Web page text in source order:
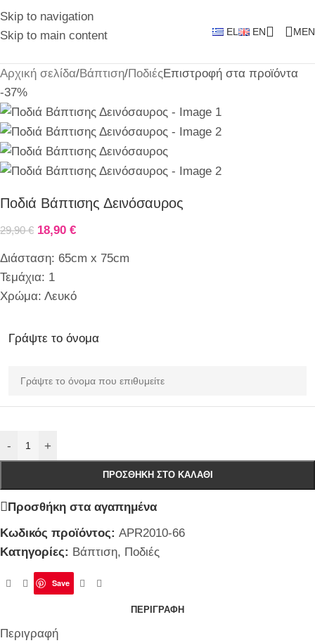
Skip to navigation
Skip to main content
EL EN
Αρχική σελίδα/Βάπτιση/ΠοδιέςΕπιστροφή στα προϊόντα
-37%
Ποδιά Βάπτισης Δεινόσαυρος
29,90€ 18,90 €
Διάσταση: 65cm x 75cm
Τεμάχια: 1
Χρώμα: Λευκό
Γράψτε το όνομα
- +
ΠΡΟΣΘΉΚΗ ΣΤΟ ΚΑΛΆΘΙ
Προσθήκη στα αγαπημένα
Κωδικός προϊόντος: APR2010-66
Κατηγορίες: Βάπτιση, Ποδιές
Save
ΠΕΡΙΓΡΑΦΉ
Περιγραφή